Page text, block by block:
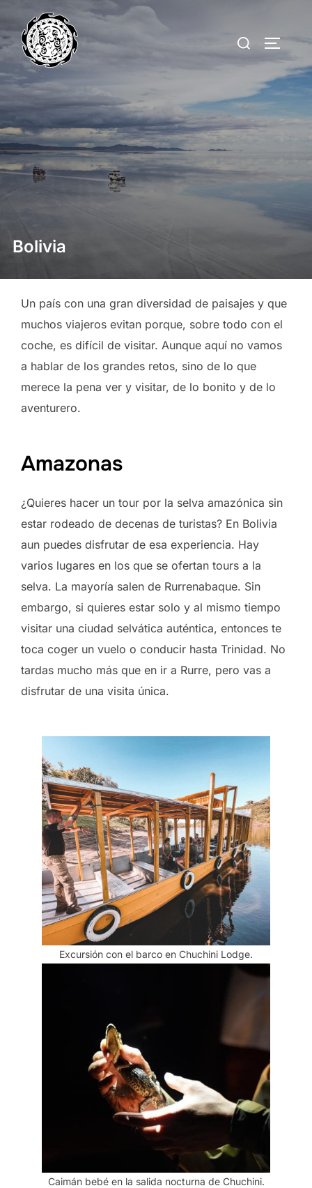
al
contenido
Buscar:
Bolivia
Un país con una gran diversidad de paisajes y que
muchos viajeros evitan porque, sobre todo con el
coche, es difícil de visitar. Aunque aquí no vamos
a hablar de los grandes retos, sino de lo que
merece la pena ver y visitar, de lo bonito y de lo
aventurero.
Amazonas
¿Quieres hacer un tour por la selva amazónica sin
estar rodeado de decenas de turistas? En Bolivia
aun puedes disfrutar de esa experiencia. Hay
varios lugares en los que se ofertan tours a la
selva. La mayoría salen de Rurrenabaque. Sin
embargo, si quieres estar solo y al mismo tiempo
visitar una ciudad selvática auténtica, entonces te
toca coger un vuelo o conducir hasta Trinidad. No
tardas mucho más que en ir a Rurre, pero vas a
disfrutar de una visita única.
Excursión con el barco en Chuchini Lodge.
Caimán bebé en la salida nocturna de Chuchini.